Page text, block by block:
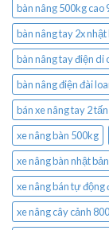
bàn nâng 500kg cao
bàn nâng tay 2x nhật
bàn nâng tay điện di
bàn nâng điện đài
bán xe nâng tay 2 tấn
xe nâng bàn 500kg
xe nâng bàn nhật
xe nâng bán tự động
xe nâng cây cảnh